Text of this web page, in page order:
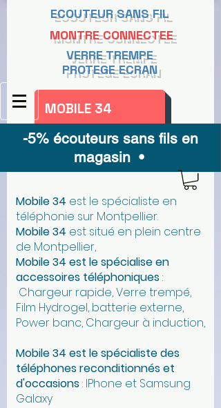
ECOUTEUR SANS FIL
MONTRE CONNECTEE
VERRE TREMPE
PROTEGE ECRAN
MOBILE 34
-5% écouteurs sans fils en
magasin •
Mobile 34 est le spécialiste en
téléphonie sur Montpellier.
Mobile 34 est situé en plein centre
de Montpellier,
Mobile 34 est le spécialise en
accessoires téléphoniques:
Chargeur rapide, Verre trempé,
Film Hydrogel, batterie externe,
Power banc, Chargeur à induction,
Mobile 34 est le spécialiste des
téléphones reconditionnés et
d'occasions: IPhone et Samsung
Galaxy